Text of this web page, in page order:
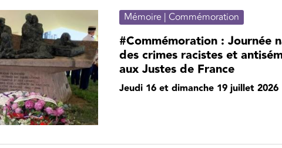
Mémoire | Commémoration
#Commémoration : Journée
des crimes racistes et
aux Justes de France
Jeudi 16 et dimanche 19 juillet 2026